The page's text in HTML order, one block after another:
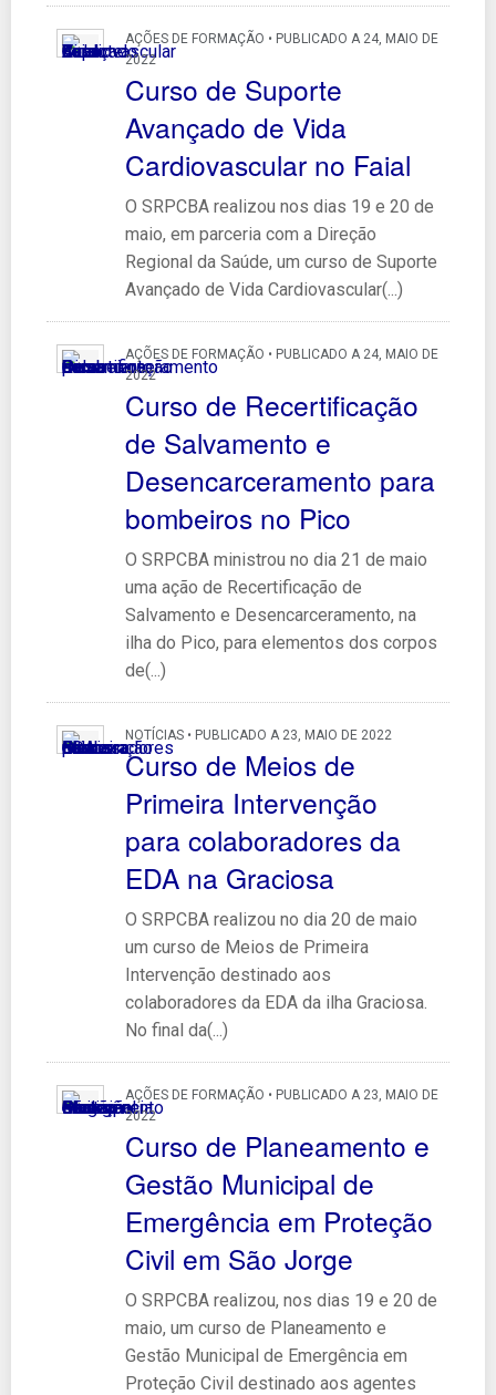
AÇÕES DE FORMAÇÃO • PUBLICADO A 24, MAIO DE
2022
Curso de Suporte
Avançado de Vida
Cardiovascular no Faial
O SRPCBA realizou nos dias 19 e 20 de
maio, em parceria com a Direção
Regional da Saúde, um curso de Suporte
Avançado de Vida Cardiovascular(...)
AÇÕES DE FORMAÇÃO • PUBLICADO A 24, MAIO DE
2022
Curso de Recertificação
de Salvamento e
Desencarceramento para
bombeiros no Pico
O SRPCBA ministrou no dia 21 de maio
uma ação de Recertificação de
Salvamento e Desencarceramento, na
ilha do Pico, para elementos dos corpos
de(...)
NOTÍCIAS • PUBLICADO A 23, MAIO DE 2022
Curso de Meios de
Primeira Intervenção
para colaboradores da
EDA na Graciosa
O SRPCBA realizou no dia 20 de maio
um curso de Meios de Primeira
Intervenção destinado aos
colaboradores da EDA da ilha Graciosa.
No final da(...)
AÇÕES DE FORMAÇÃO • PUBLICADO A 23, MAIO DE
2022
Curso de Planeamento e
Gestão Municipal de
Emergência em Proteção
Civil em São Jorge
O SRPCBA realizou, nos dias 19 e 20 de
maio, um curso de Planeamento e
Gestão Municipal de Emergência em
Proteção Civil destinado aos agentes